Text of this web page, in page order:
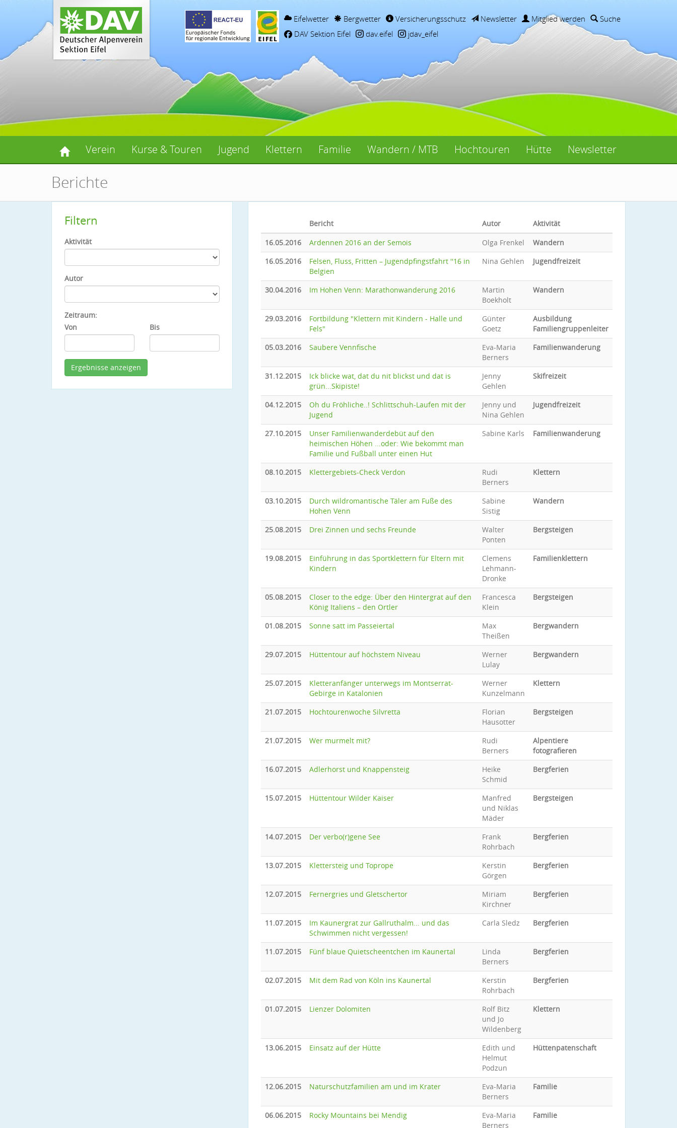
Eifelwetter Bergwetter Versicherungsschutz Newsletter Mitglied werden
Suche
DAV Sektion Eifel
dav.eifel jdav_eifel
Verein Kurse & Touren Jugend Klettern Familie Wandern / MTB Hochtouren Hütte Newsletter
Berichte
Filtern
Aktivität
Autor
Zeitraum:
Von
Bis
Bericht Autor
Aktivität
16.05.2016
Ardennen 2016 an der Semois Olga Frenkel
Wandern
16.05.2016
Felsen, Fluss, Fritten – Jugendpfingstfahrt ''16 in
Belgien
Nina Gehlen Jugendfreizeit
30.04.2016 Im Hohen Venn: Marathonwanderung 2016
Martin
Boekholt
Wandern
29.03.2016
Fortbildung "Klettern mit Kindern - Halle und
Fels"
Günter
Goetz
Ausbildung
Familiengruppenleiter
05.03.2016
Saubere Vennfische
Eva-Maria
Berners
Familienwanderung
31.12.2015
Ick blicke wat, dat du nit blickst und dat is
grün...Skipiste!
Jenny
Gehlen
Skifreizeit
04.12.2015
Oh du Fröhliche..! Schlittschuh-Laufen mit der
Jugend
Jenny und
Nina Gehlen
Jugendfreizeit
27.10.2015
Unser Familienwanderdebüt auf den
heimischen Höhen ...oder: Wie bekommt man
Familie und Fußball unter einen Hut
Sabine Karls Familienwanderung
08.10.2015 Klettergebiets-Check Verdon
Rudi
Berners
Klettern
03.10.2015
Durch wildromantische Täler am Fuße des
Hohen Venn
Sabine
Sistig
Wandern
25.08.2015 Drei Zinnen und sechs Freunde
Walter
Ponten
Bergsteigen
19.08.2015
Einführung in das Sportklettern für Eltern mit
Kindern
Clemens
Lehmann-
Dronke
Familienklettern
05.08.2015
Closer to the edge: Über den Hintergrat auf den
König Italiens – den Ortler
Francesca
Klein
Bergsteigen
01.08.2015 Sonne satt im Passeiertal
Max
Theißen
Bergwandern
29.07.2015 Hüttentour auf höchstem Niveau
Werner
Lulay
Bergwandern
25.07.2015
Kletteranfänger unterwegs im Montserrat-
Gebirge in Katalonien
Werner
Kunzelmann
Klettern
21.07.2015 Hochtourenwoche Silvretta
Florian
Hausotter
Bergsteigen
21.07.2015 Wer murmelt mit?
Rudi
Berners
Alpentiere
fotografieren
16.07.2015
Adlerhorst und Knappensteig
Heike
Schmid
Bergferien
15.07.2015 Hüttentour Wilder Kaiser
Manfred
und Niklas
Mäder
Bergsteigen
14.07.2015 Der verbo(r)gene See
Frank
Rohrbach
Bergferien
13.07.2015 Klettersteig und Toprope
Kerstin
Görgen
Bergferien
12.07.2015 Fernergries und Gletschertor
Miriam
Kirchner
Bergferien
11.07.2015
Im Kaunergrat zur Gallruthalm... und das
Schwimmen nicht vergessen!
Carla Sledz Bergferien
11.07.2015 Fünf blaue Quietscheentchen im Kaunertal
Linda
Berners
Bergferien
02.07.2015 Mit dem Rad von Köln ins Kaunertal
Kerstin
Rohrbach
Bergferien
01.07.2015 Lienzer Dolomiten
Rolf Bitz
und Jo
Wildenberg
Klettern
13.06.2015 Einsatz auf der Hütte
Edith und
Helmut
Podzun
Hüttenpatenschaft
12.06.2015 Naturschutzfamilien am und im Krater
Eva-Maria
Berners
Familie
06.06.2015 Rocky Mountains bei Mendig
Eva-Maria
Berners
Familie